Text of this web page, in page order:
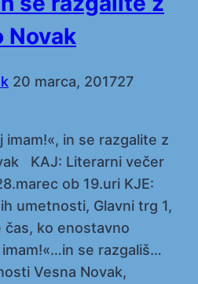
Novak
20 marca, 201727
imam!«, in se razgalite z
KAJ: Literarni večer
ob 19.uri KJE:
umetnosti, Glavni trg 1,
ko enostavno
se razgališ…
Vesna Novak,